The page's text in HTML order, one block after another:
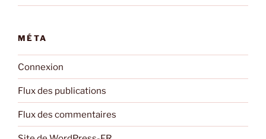
MÉTA
Connexion
Flux des publications
Flux des commentaires